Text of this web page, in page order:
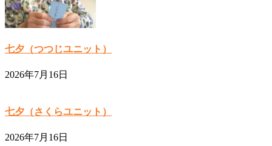
七夕（つつじユニット）
2026年7月16日
七夕（さくらユニット）
2026年7月16日